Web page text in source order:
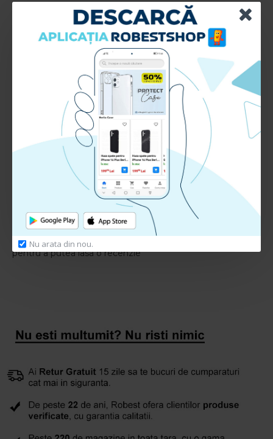
Nu arata din nou.
Sistem de prindere: Include un suport subtire care
se introduce intre husa si telefon, asigurand o fixare
sigura fara a deteriora dispozitivul. Inelul de siguranta
permite atasarea snurului si a accesoriului decorativ.
Compatibilitate: Compatibil cu majoritatea
telefoanelor mobile, indiferent de marca sau
dimensiune; potrivit pentru orice husa.
Utilizare: Previne caderile accidentale si pierderea
telefonului, oferind acces rapid si sigur in utilizarea
zilnica
Material: Silicon
Culoare: Negru
RECENZII CLIENTI:
Nu sunt recenzii la acest produs.
Adauga Recenzie
Te rugamautentifica-te
pentru a putea lasa o recenzie